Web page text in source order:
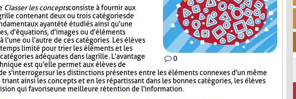
0
Classer les conceptsconsiste à fournir aux
contenant deux ou trois catégories de
ayant été étudiés ainsi qu'une
d'équations, d'images ou d'éléments
l'une ou l'autre de ces catégories. Les élèves
limité pour trier les éléments et les
adéquates dans la grille. L'avantage
est qu'elle permet aux élèves de
s'interroger sur les distinctions présentes entre les éléments connexes d'un même
triant ainsi les concepts et en les répartissant dans les bonnes catégories, les élèves
qui favorise une meilleure rétention de l'information.